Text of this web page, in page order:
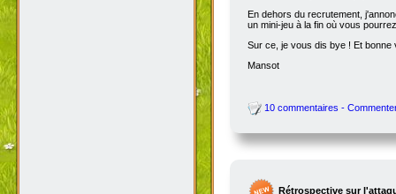
En dehors du recrutement,
un mini-jeu à la fin où vous
Sur ce, je vous dis bye ! Et bonne
Mansot
10 commentaires -
Rétrospective sur